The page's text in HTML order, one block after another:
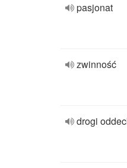
pasjonat
zwinność
drogi